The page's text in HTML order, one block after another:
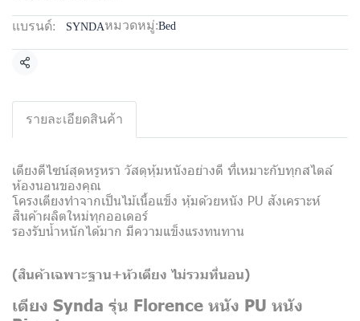
แบรนด์: SYNDAหมวดหมู่:Bed
แชร์
รายละเอียดสินค้า
เตียงดีไซน์สุดหรูหรา วัสดุหุ้มหนังอย่างดี ที่เหมาะกับทุกสไตล์
ห้องนอนของคุณ
โครงเตียงทำจากเป็นไม้เนื้อแข็ง หุ้มด้วยหนัง PU สังเคราะห์
สินค้าผลิตใหม่ทุกออเดอร์
รองรับน้ำหนักได้มาก มีความแข็งแรงทนทาน
(สินค้าเฉพาะฐาน+หัวเตียง ไม่รวมที่นอน)
เตียง Synda รุ่น Florence หนัง PU หนัง